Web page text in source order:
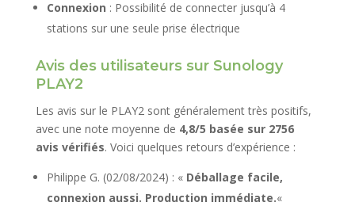
Connexion : Possibilité de connecter jusqu’à 4
stations sur une seule prise électrique
Avis des utilisateurs sur Sunology
PLAY2
Les avis sur le PLAY2 sont généralement très positifs,
avec une note moyenne de 4,8/5 basée sur 2756
avis vérifiés. Voici quelques retours d’expérience :
Philippe G. (02/08/2024) : « Déballage facile,
connexion aussi. Production immédiate.«